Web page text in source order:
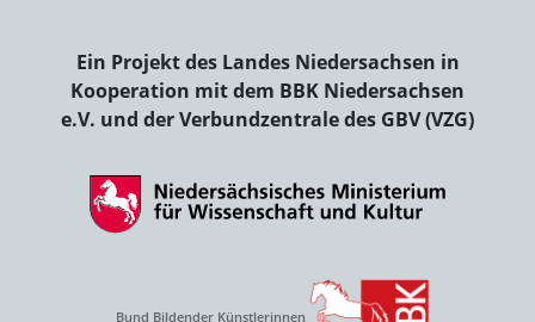
Ein Projekt des Landes Niedersachsen in
Kooperation mit dem BBK Niedersachsen
e.V. und der Verbundzentrale des GBV (VZG)
Bund Bildender Künstlerinnen